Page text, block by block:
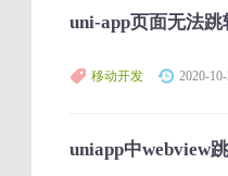
uni-app页面无法跳
移动开发 2020-
uniapp中webview